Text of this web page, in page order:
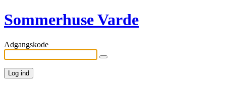
Sommerhuse Varde
Adgangskode